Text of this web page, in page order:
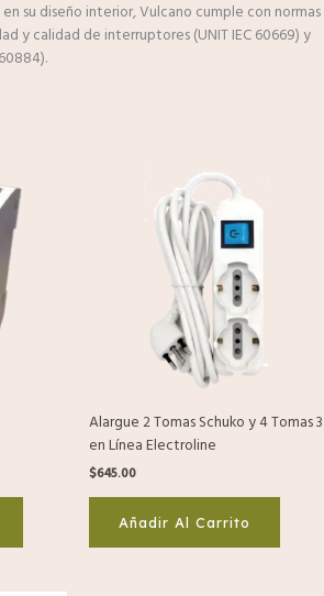
su diseño interior, Vulcano cumple con normas
y calidad de interruptores (UNIT IEC 60669) y
Alargue 2 Tomas Schuko y 4 Tomas 3
en Línea Electroline
$645.00
Añadir Al Carrito